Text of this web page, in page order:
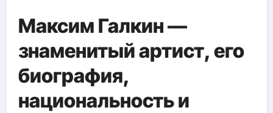
Максим Галкин —
знаменитый артист, его
биография,
национальность и